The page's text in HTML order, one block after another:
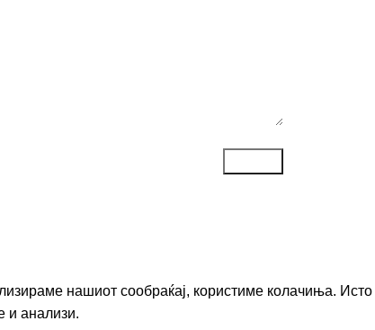
нашиот сообраќај, користиме колачиња. Исто
и анализи.